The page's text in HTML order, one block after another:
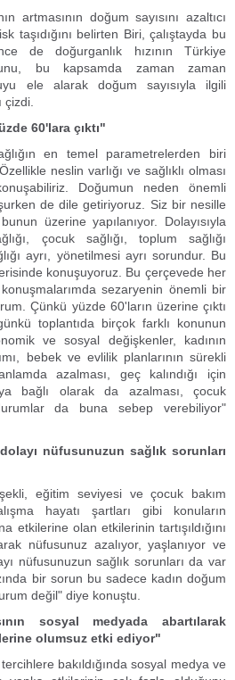
artmasının doğum sayısını azaltıcı
taşıdığını belirten Biri, çalıştayda bu
de doğurganlık hızının Türkiye
bu kapsamda zaman zaman
ele alarak doğum sayısıyla ilgili
çizdi.
60'lara çıktı"
en temel parametrelerden biri
neslin varlığı ve sağlıklı olması
Doğumun neden önemli
de dile getiriyoruz. Siz bir nesille
üzerine yapılanıyor. Dolayısıyla
çocuk sağlığı, toplum sağlığı
ayrı, yönetilmesi ayrı sorundur. Bu
konuşuyoruz. Bu çerçevede her
sezaryenin önemli bir
Çünkü yüzde 60'ların üzerine çıktı
toplantıda birçok farklı konunun
ve sosyal değişkenler, kadının
bebek ve evlilik planlarının sürekli
azalması, geç kalındığı için
bağlı olarak da azalması, çocuk
da buna sebep verebiliyor"
nüfusunuzun sağlık sorunları
eğitim seviyesi ve çocuk bakım
hayatı şartları gibi konuların
etkilerine olan etkilerinin tartışıldığını
nüfusunuz azalıyor, yaşlanıyor ve
nüfusunuzun sağlık sorunları da var
bir sorun bu sadece kadın doğum
değil" diye konuştu.
sosyal medyada abartılarak
olumsuz etki ediyor"
bakıldığında sosyal medya ve